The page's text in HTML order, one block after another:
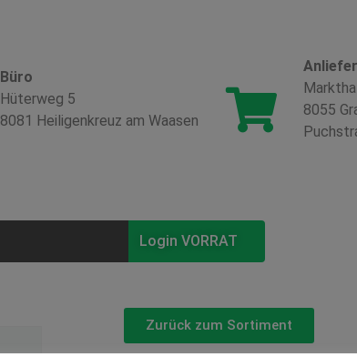
Büro
Hüterweg 5
8081 Heiligenkreuz am Waasen
8055
Login VORRAT
Zurück zum Sortiment